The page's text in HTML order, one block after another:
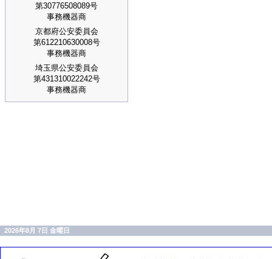
第30776508089号
事務機器商
京都府公安委員会
第612210630008号
事務機器商
埼玉県公安委員会
第431310022242号
事務機器商
2026年8月 7日 金曜日